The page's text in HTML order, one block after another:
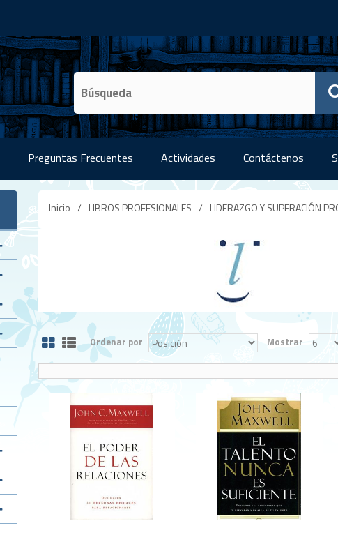
Preguntas Frecuentes Actividades Contáctenos
Inicio / LIBROS PROFESIONALES / LIDERAZGO Y SUPERACIÓN
Ordenar por Mostrar